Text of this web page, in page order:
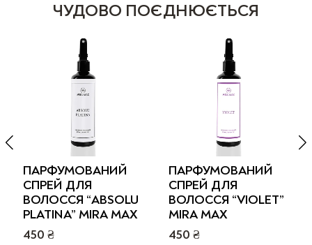
ЧУДОВО ПОЄДНЮЄТЬСЯ
ПАРФУМОВАНИЙ
СПРЕЙ ДЛЯ
ВОЛОССЯ “ABSOLU
PLATINA” MIRA MAX
450 ₴
ПАРФУМОВАНИЙ
СПРЕЙ ДЛЯ
ВОЛОССЯ “VIOLET”
MIRA MAX
450 ₴